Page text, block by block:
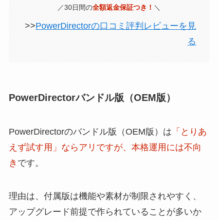
／30日間の全額返金保証つき！ ＼
>>PowerDirectorの口コミ評判レビューを見
る
PowerDirectorバンドル版（OEM版）
PowerDirectorのバンドル版（OEM版）は 「とりあ
えず試す用」ならアリですが、本格運用には不向
き です。
理由は、付属版は機能や素材が制限されやすく、
アップグレード前提で作られていることが多いか